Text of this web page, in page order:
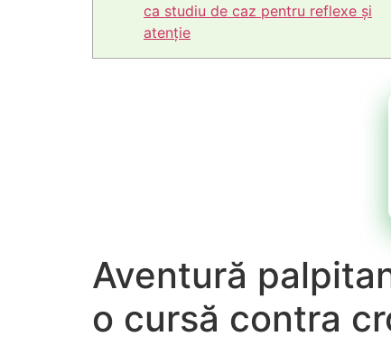
ca studiu de caz pentru reflexe și
atenție
Aventură
o cursă contra